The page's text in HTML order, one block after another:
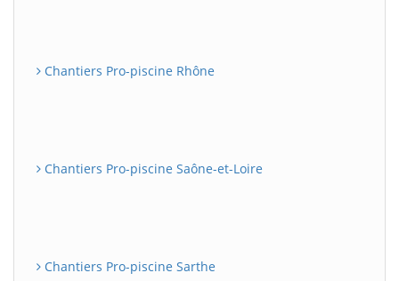
Chantiers Pro-piscine Rhône
Chantiers Pro-piscine Saône-et-Loire
Chantiers Pro-piscine Sarthe